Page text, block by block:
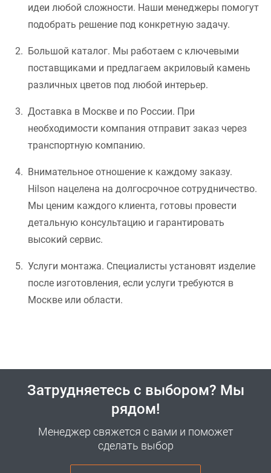
идеи любой сложности. Наши менеджеры помогут
подобрать решение под конкретную задачу.
Большой каталог. Мы работаем с ключевыми
поставщиками и предлагаем акриловый камень
различных цветов под любой интерьер.
Доставка в Москве и по России. При
необходимости компания отправит заказ через
транспортную компанию.
Внимательное отношение к каждому заказу.
Hilson нацелена на долгосрочное сотрудничество.
Мы ценим каждого клиента, готовы провести
детальную консультацию и гарантировать
высокий сервис.
Услуги монтажа. Специалисты установят изделие
после изготовления, если услуги требуются в
Москве или области.
Затрудняетесь с выбором? Мы
рядом!
Менеджер свяжется с вами и поможет
сделать выбор